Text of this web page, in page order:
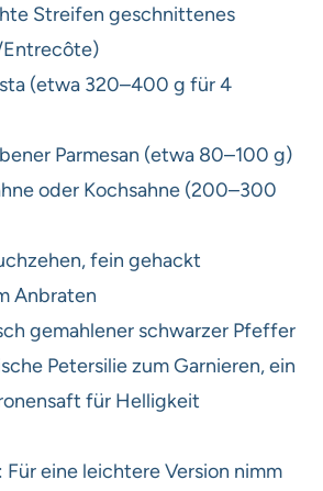
Streifen geschnittenes
(etwa 320–400 g für 4
Parmesan (etwa 80–100 g)
oder Kochsahne (200–300
fein gehackt
Anbraten
gemahlener schwarzer Pfeffer
Petersilie zum Garnieren, ein
für Helligkeit
eine leichtere Version nimm